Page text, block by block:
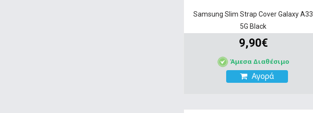
Samsung Slim Strap Cover Galaxy A33
5G Black
9,90€
Άμεσα Διαθέσιμο
Αγορά